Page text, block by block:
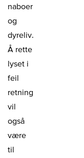
naboer
og
dyreliv.
Å rette
lyset i
feil
retning
vil
også
være
til